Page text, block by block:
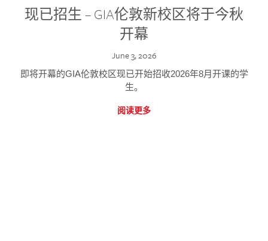
现已招生 – GIA伦敦新校区将于今秋
开幕
June 3, 2026
即将开幕的GIA伦敦校区现已开始招收2026年8月开课的学
生。
阅读更多